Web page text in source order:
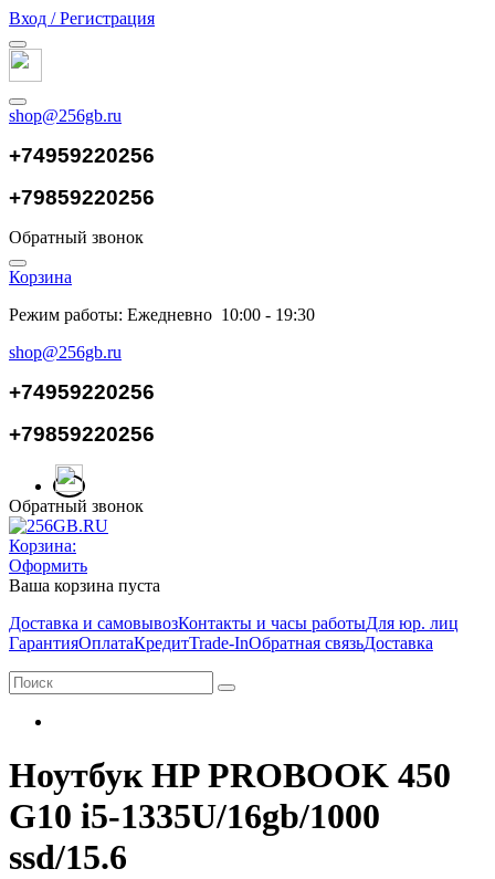
Вход / Регистрация
shop@256gb.ru
+74959220256
+79859220256
Обратный звонок
Корзина
Режим работы: Ежедневно 10:00 - 19:30
shop@256gb.ru
+74959220256
+79859220256
Обратный звонок
Корзина:
Оформить
Ваша корзина пуста
Доставка и самовывозКонтакты и часы работыДля юр. лиц
ГарантияОплатаКредитTrade-InОбратная связьДоставка
Ноутбук HP PROBOOK 450
G10 i5-1335U/16gb/1000
ssd/15.6